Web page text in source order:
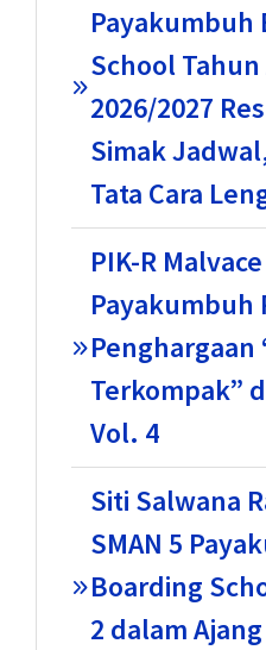
Payakumbuh
School Tahun
2026/2027
Simak
Tata Cara
PIK-R
Payakumbuh
Penghargaan
Terkompak”
Vol. 4
Siti Salwana
SMAN 5
Boarding
2 dalam